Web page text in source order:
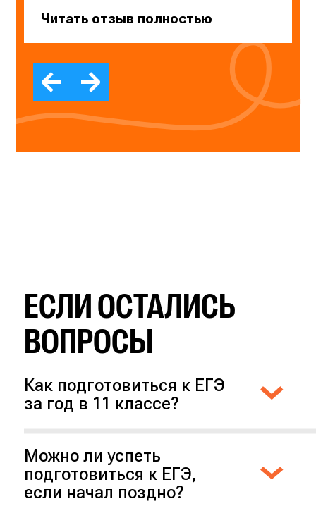
сдал на 94, хоть и хотел больше,
не только моя заслуга, но и наших
любимых преподавателей,
за что им огромное спасибо ❤
Читать отзыв полностью
ЕСЛИ ОСТАЛИСЬ
ВОПРОСЫ
Как подготовиться к ЕГЭ
за год в 11 классе?
расписание на все месяцы:
что и когда учить, повторять
и отрабатывать на практике. Что ещё
важно:
Можно ли успеть
подготовиться к ЕГЭ,
если начал поздно?